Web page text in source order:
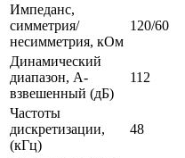
Импеданс,
симметрия/
несимметрия, кОм
120/60
Динамический
диапазон, A-
взвешенный (дБ)
112
Частоты
дискретизации,
(кГц)
48